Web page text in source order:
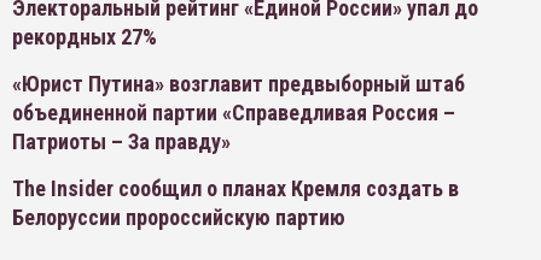
Электоральный рейтинг «Единой России» упал до
рекордных 27%
«Юрист Путина» возглавит предвыборный штаб
объединенной партии «Справедливая Россия –
Патриоты – За правду»
The Insider сообщил о планах Кремля создать в
Белоруссии пророссийскую партию